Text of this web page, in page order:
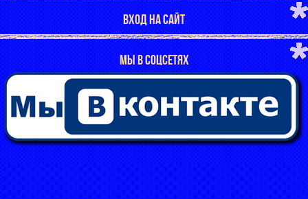
ВХОД НА САЙТ
МЫ В СОЦСЕТЯХ